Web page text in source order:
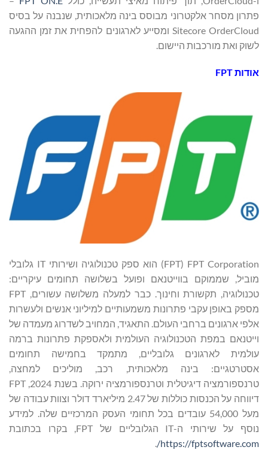
פתרון מסחר אלקטרוני מבוסס בינה מלאכותית, שנבנה על בסיס
Sitecore OrderCloud ומסייע לארגונים להפחית את זמן ההגעה
לשוק ואת מורכבות היישום.
אודותFPT
FPT Corporation ‏(FPT) הוא ספק טכנולוגיה ושירותי IT גלובלי
מוביל, שממוקם בווייטנאם ופועל בשלושה תחומים עיקריים:
טכנולוגיה, תקשורת וחינוך. כבר למעלה משלושה עשורים, FPT
מספק באופן עקבי פתרונות משמעותיים למיליוני אנשים ולעשרות
אלפי ארגונים ברחבי העולם. התאגיד, המחויב לשדרוג מעמדה של
וייטנאם במפת הטכנולוגיה העולמית ולאספקת פתרונות ברמה
עולמית לארגונים גלובליים, מתמקד בחמישה תחומים
אסטרטגיים: בינה מלאכותית, רכב, מוליכים למחצה,
טרנספורמציה דיגיטלית וטרנספורמציה ירוקה. בשנת 2024, FPT
דיווחה על הכנסות כוללות של 2.47 מיליארד דולר וצוות עבודה של
מעל 54,000 עובדים בכל תחומי העסק המרכזיים שלה. למידע
נוסף על שירותי ה-IT הגלובליים של FPT, בקרו בכתובת
https://fptsoftware.com/